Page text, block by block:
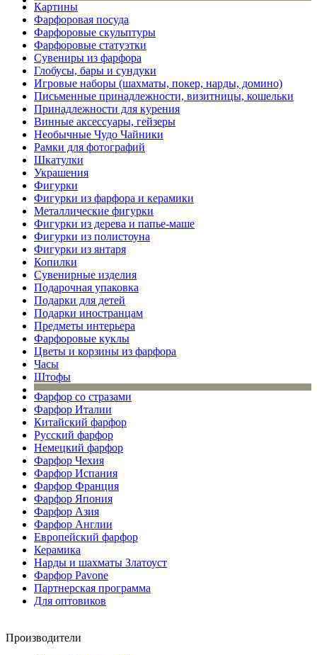
Картины
Фарфоровая посуда
Фарфоровые скульптуры
Фарфоровые статуэтки
Сувениры из фарфора
Глобусы, бары и сундуки
Игровые наборы (шахматы, покер, нарды, домино)
Письменные принадлежности, визитницы, кошельки
Принадлежности для курения
Винные аксессуары, гейзеры
Необычные Чудо Чайники
Рамки для фотографий
Шкатулки
Украшения
Фигурки
Фигурки из фарфора и керамики
Металлические фигурки
Фигурки из дерева и папье-маше
Фигурки из полистоуна
Фигурки из янтаря
Копилки
Сувенирные изделия
Подарочная упаковка
Подарки для детей
Подарки иностранцам
Предметы интерьера
Фарфоровые куклы
Цветы и корзины из фарфора
Часы
Штофы
Фарфор со стразами
Фарфор Италии
Китайский фарфор
Русский фарфор
Немецкий фарфор
Фарфор Чехия
Фарфор Испания
Фарфор Франция
Фарфор Япония
Фарфор Азия
Фарфор Англии
Европейский фарфор
Керамика
Нарды и шахматы Златоуст
Фарфор Pavone
Партнерская программа
Для оптовиков
Производители